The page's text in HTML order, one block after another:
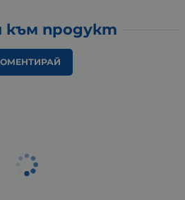
към продукт